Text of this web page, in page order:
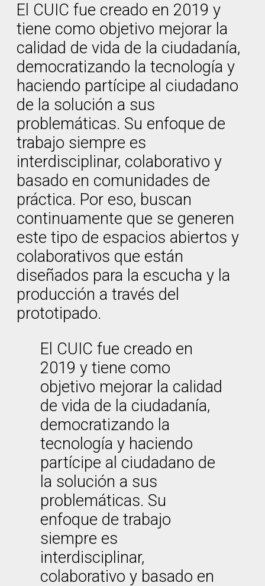
El CUIC fue creado en 2019 y
tiene como objetivo mejorar la
calidad de vida de la ciudadanía,
democratizando la tecnología y
haciendo partícipe al ciudadano
de la solución a sus
problemáticas. Su enfoque de
trabajo siempre es
interdisciplinar, colaborativo y
basado en comunidades de
práctica. Por eso, buscan
continuamente que se generen
este tipo de espacios abiertos y
colaborativos que están
diseñados para la escucha y la
producción a través del
prototipado.
El CUIC fue creado en
2019 y tiene como
objetivo mejorar la calidad
de vida de la ciudadanía,
democratizando la
tecnología y haciendo
partícipe al ciudadano de
la solución a sus
problemáticas. Su
enfoque de trabajo
siempre es
interdisciplinar,
colaborativo y basado en